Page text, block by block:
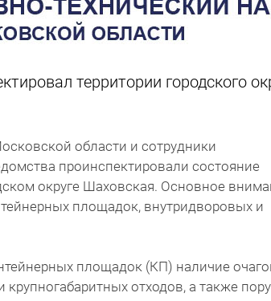
территории городского
области и сотрудники
проинспектировали состояние
округе Шаховская. Основное
площадок, внутридворовых и
площадок (КП) наличие
отходов, а также